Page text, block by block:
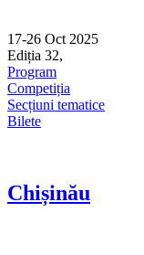
17-26 Oct 2025
Ediția 32,
Program
Competiția
Secțiuni tematice
Bilete
Chișinău